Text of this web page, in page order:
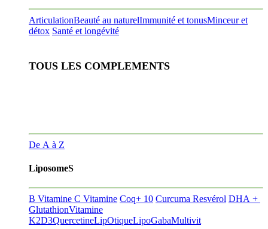
ArticulationBeauté au naturelImmunité et tonusMinceur et
détox Santé et longévité
TOUS LES COMPLEMENTS
De A à Z
LiposomeS
B Vitamine C Vitamine Coq+ 10 Curcuma Resvérol DHA +
GlutathionVitamine
K2D3QuercetineLipOtiqueLipoGabaMultivit